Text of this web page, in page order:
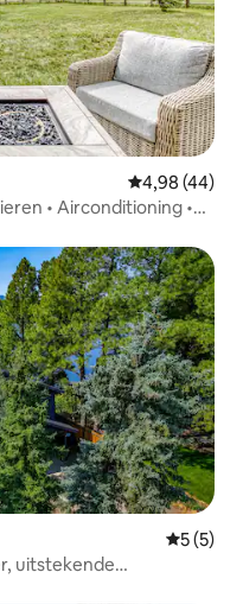
Gemiddelde
4,98 (44)
• Airconditioning •
5 (5)
uitstekende